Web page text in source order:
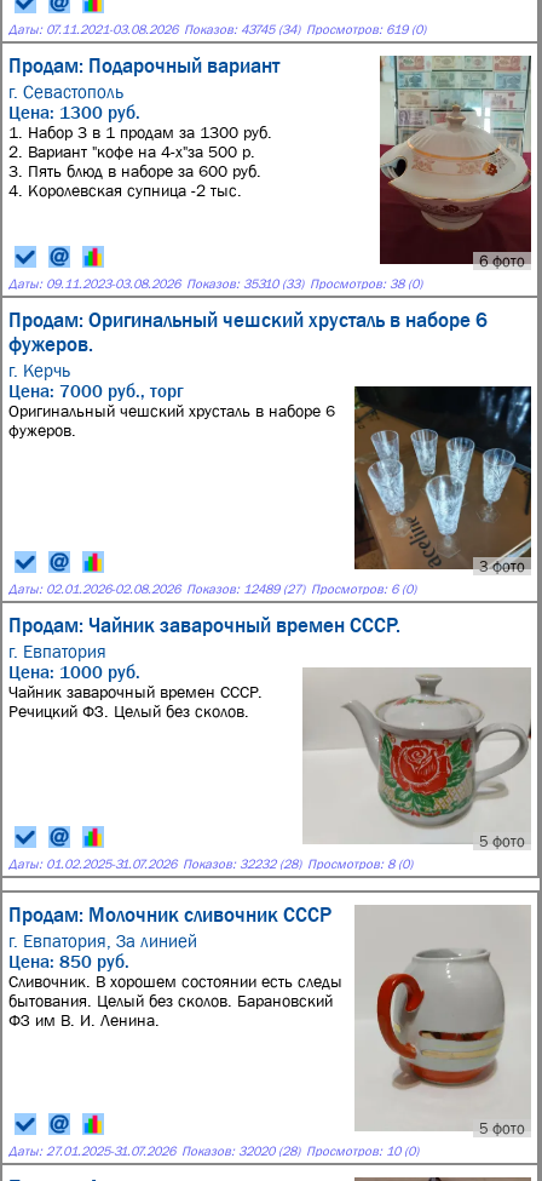
Даты: 07.11.2021-03.08.2026 Показов: 43745 (34) Просмотров: 619 (0)
Продам: Подарочный вариант
г. Севастополь
6 фото
Цена: 1300 руб.
1. Набор 3 в 1 продам за 1300 руб.
2. Вариант "кофе на 4-х"за 500 р.
3. Пять блюд в наборе за 600 руб.
4. Королевская супница -2 тыс.
Даты: 09.11.2023-03.08.2026 Показов: 35310 (33) Просмотров: 38 (0)
Продам: Оригинальный чешский хрусталь в наборе 6
фужеров.
г. Керчь
3 фото
Цена: 7000 руб., торг
Оригинальный чешский хрусталь в наборе 6
фужеров.
Даты: 02.01.2026-02.08.2026 Показов: 12489 (27) Просмотров: 6 (0)
Продам: Чайник заварочный времен СССР.
г. Евпатория
5 фото
Цена: 1000 руб.
Чайник заварочный времен СССР.
Речицкий ФЗ. Целый без сколов.
Даты: 01.02.2025-31.07.2026 Показов: 32232 (28) Просмотров: 8 (0)
Продам: Молочник сливочник СССР
г. Евпатория, За линией
5 фото
Цена: 850 руб.
Сливочник. В хорошем состоянии есть следы
бытования. Целый без сколов. Барановский
ФЗ им В. И. Ленина.
Даты: 27.01.2025-31.07.2026 Показов: 32020 (28) Просмотров: 10 (0)